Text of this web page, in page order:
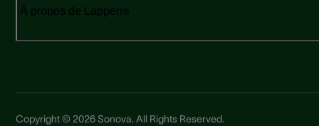
À propos de Lapperre
Copyright © 2026 Sonova. All Rights Reserved.